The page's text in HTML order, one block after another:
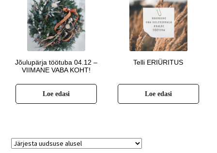
Jõulupärja töötuba 04.12 –
VIIMANE VABA KOHT!
Loe edasi
Telli ERIÜRITUS
Loe edasi